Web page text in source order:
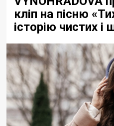
кліп на пісню
історію чистих і